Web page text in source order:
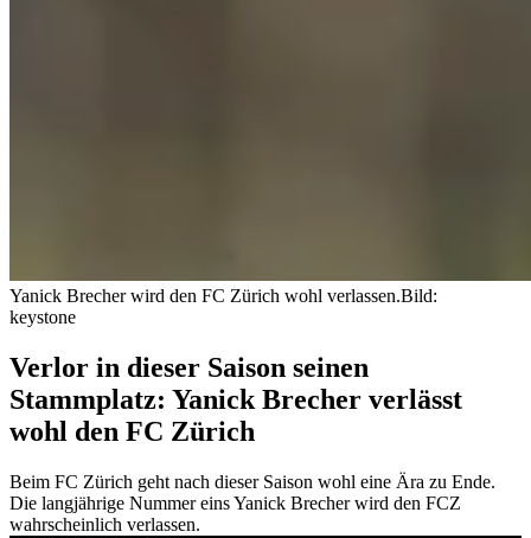
Yanick Brecher wird den FC Zürich wohl verlassen.Bild:
keystone
Verlor in dieser Saison seinen
Stammplatz: Yanick Brecher verlässt
wohl den FC Zürich
Beim FC Zürich geht nach dieser Saison wohl eine Ära zu Ende.
Die langjährige Nummer eins Yanick Brecher wird den FCZ
wahrscheinlich verlassen.